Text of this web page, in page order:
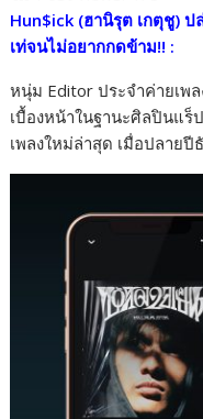
e
b
o
o
k
itt
er
e p
n
k
Hun$ick (ฮานิรุต เกตุชู) ป
เท่จนไม่อยากกดข้าม!! :
หนุ่ม Editor ประจำค่ายเพ
เบื้องหน้าในฐานะศิลปินแร็
เพลงใหม่ล่าสุด เมื่อปลาย